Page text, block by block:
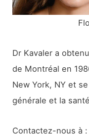
:
Dr Kavaler a
de Montréal en
New York, NY et
générale et la
Contactez-nous à